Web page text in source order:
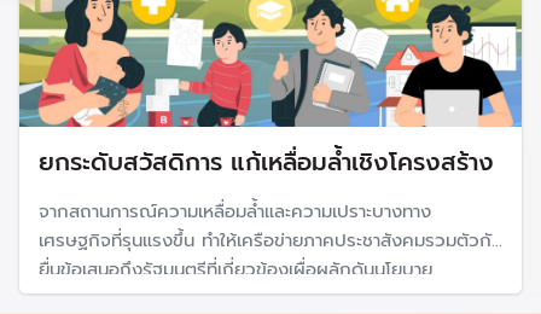
ยกระดับสวัสดิการ แก้เหลื่อมล้ำเชิงโครงสร้าง
จากสถานการณ์ความเหลื่อมล้ำและความเปราะบางทาง
เศรษฐกิจที่รุนแรงขึ้น ทำให้เครือข่ายภาคประชาสังคมรวมตัวกัน
ยื่นข้อเสนอถึงรัฐมนตรีที่เกี่ยวข้องเผื่อผลักดันนโยบาย
สวัสดิการโดยรัฐจากครรภ์มารดาถึงเชิงตะกอน เพื่อสร้าง